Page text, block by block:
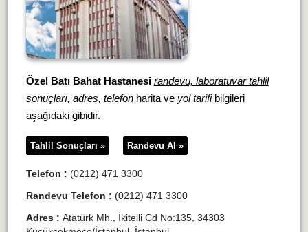
Özel Batı Bahat Hastanesi randevu, laboratuvar tahlil
sonuçları, adres, telefonharita ve yol tarifibilgileri
aşağıdaki gibidir.
Tahlil Sonuçları » Randevu Al »
Telefon : (0212) 471 3300
Randevu Telefon : (0212) 471 3300
Adres : Atatürk Mh., İkitelli Cd No:135, 34303